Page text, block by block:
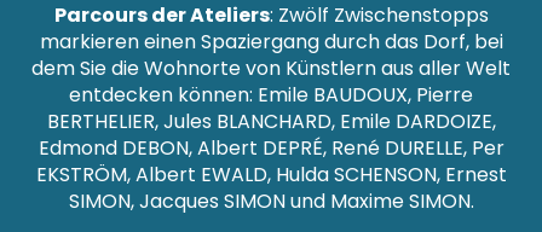
Parcours der Ateliers: Zwölf Zwischenstopps
markieren einen Spaziergang durch das Dorf, bei
dem Sie die Wohnorte von Künstlern aus aller Welt
entdecken können: Emile BAUDOUX, Pierre
BERTHELIER, Jules BLANCHARD, Emile DARDOIZE,
Edmond DEBON, Albert DEPRÉ, René DURELLE, Per
EKSTRÖM, Albert EWALD, Hulda SCHENSON, Ernest
SIMON, Jacques SIMON und Maxime SIMON.